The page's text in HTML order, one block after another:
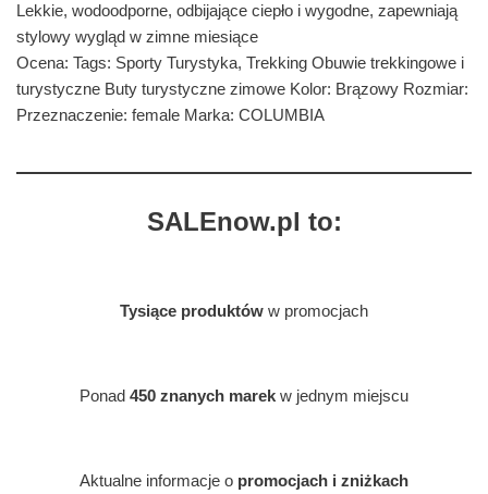
Lekkie, wodoodporne, odbijające ciepło i wygodne, zapewniają
stylowy wygląd w zimne miesiące
Ocena: Tags: Sporty Turystyka, Trekking Obuwie trekkingowe i
turystyczne Buty turystyczne zimowe Kolor: Brązowy Rozmiar:
Przeznaczenie: female Marka: COLUMBIA
SALEnow.pl to:
Tysiące produktów w promocjach
Ponad 450 znanych marek w jednym miejscu
Aktualne informacje o promocjach i zniżkach